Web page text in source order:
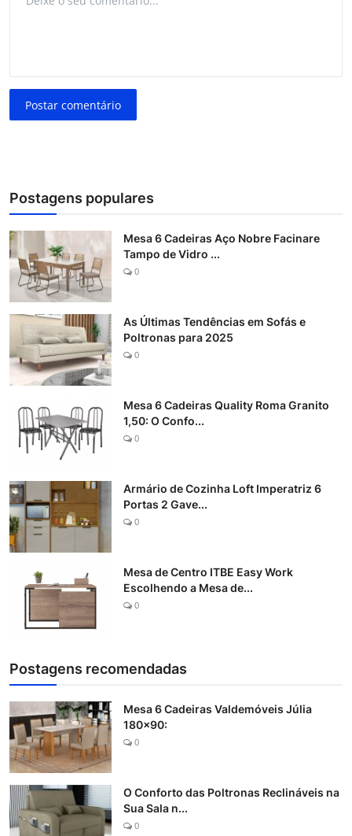
Postar comentário
Postagens populares
Mesa 6 Cadeiras Aço Nobre Facinare
Tampo de Vidro ...
0
As Últimas Tendências em Sofás e
Poltronas para 2025
0
Mesa 6 Cadeiras Quality Roma Granito
1,50: O Confo...
0
Armário de Cozinha Loft Imperatriz 6
Portas 2 Gave...
0
Mesa de Centro ITBE Easy Work
Escolhendo a Mesa de...
0
Postagens recomendadas
Mesa 6 Cadeiras Valdemóveis Júlia
180x90:
0
O Conforto das Poltronas Reclináveis na
Sua Sala n...
0